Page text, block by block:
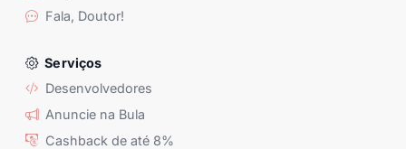
Fala, Doutor!
Serviços
Desenvolvedores
Anuncie na Bula
Cashback de até 8%